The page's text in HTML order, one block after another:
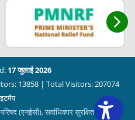
17 जुलाई 2026
13858| Total Visitors: 207074
(एनईसी), सर्वाधिकार सुरक्षित।